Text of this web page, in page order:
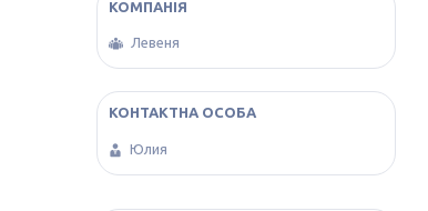
Левеня
Юлия